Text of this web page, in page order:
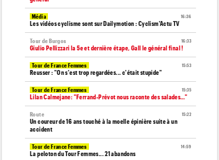
16:36
Média
Les vidéos cyclisme sont sur Dailymotion : Cyclism'Actu TV
16:33
Tour de Burgos
Giulio Pellizzari la 5e et dernière étape, Gall le général final !
15:53
Tour de France Femmes
Reusser : "On s'est trop regardées... c'était stupide"
15:35
Tour de France Femmes
Lilan Calmejane: "Ferrand-Prévot nous raconte des salades…"
15:22
Route
Un coureur de 16 ans touché à la moelle épinière suite à un
accident
14:59
Tour de France Femmes
La peloton du Tour Femmes... 21 abandons